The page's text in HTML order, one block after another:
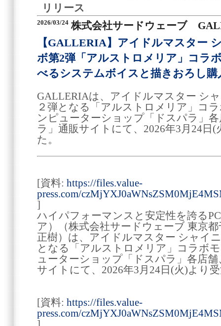
リリース
2026/03/24 株式会社サードウェーブ
【GALLERIA】アイドルマスター
ボ第2弾「アルストロメリア」コラ
べるシステムボイスと描きおろし購
GALLERIAは、アイドルマスター シ
２弾となる「アルストロメリア」コ
ンピューターショップ「ドスパラ」
ラ」通販サイトにて、2026年3月24日
た。
[資料: https://files.value-
press.com/
]
ハイパフォーマンスと安定性を誇る
ア）（株式会社サードウェーブ 東京
正樹）は、アイドルマスター シャイ
となる「アルストロメリア」コラボ
ューターショップ「ドスパラ」各店
サイトにて、2026年3月24日(火)より
[資料: https://files.value-
press.com/